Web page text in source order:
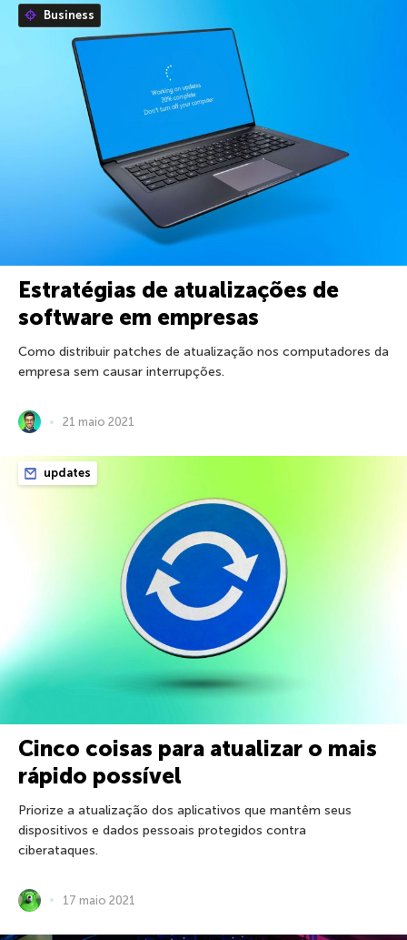
Business
Estratégias de atualizações de
software em empresas
Como distribuir patches de atualização nos computadores da
empresa sem causar interrupções.
21 maio 2021
updates
Cinco coisas para atualizar o mais
rápido possível
Priorize a atualização dos aplicativos que mantêm seus
dispositivos e dados pessoais protegidos contra
ciberataques.
17 maio 2021